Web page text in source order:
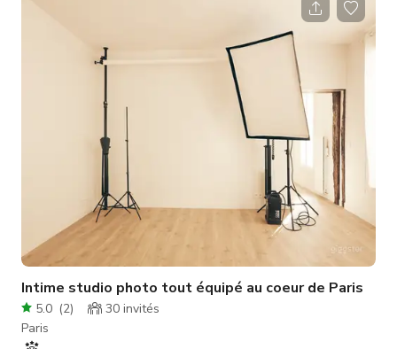
photographes, amateurs et professionnels, agences de
publicité ou toute entreprise nécessitant un studio photo
Intime studio photo tout équipé au coeur de Paris
5.0 (2) 30 invités
Paris